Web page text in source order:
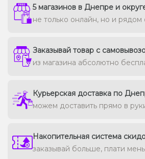
5 магазинов в Днепре и
не только онлайн, но и рядом
Заказывай товар с
из магазина абсолютно
Курьерская доставка по
можем доставить прямо в
Накопительная система
заказывай больше, плати